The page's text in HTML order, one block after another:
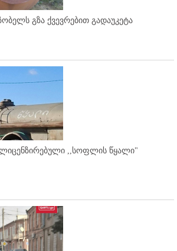
გზა ქვევრებით გადაუკეტა
,,სოფლის წყალი"